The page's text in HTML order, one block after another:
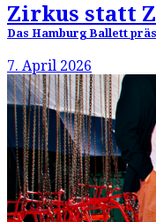
Zirkus statt
Das Hamburg Ballett
7. April 2026